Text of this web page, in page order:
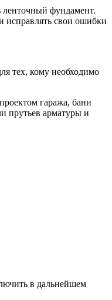
ленточный фундамент.
исправлять свои ошибки
тех, кому необходимо
гаража, бани
прутьев арматуры и
в дальнейшем